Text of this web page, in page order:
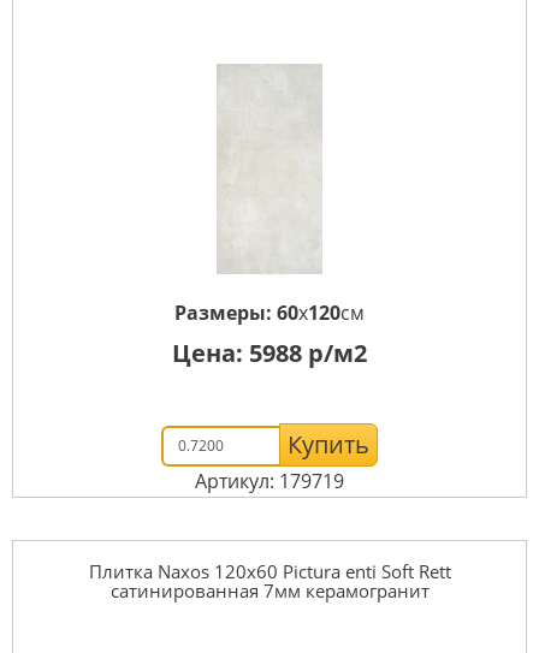
Размеры: 60x120см
Цена: 5988 р/м2
Купить
Артикул: 179719
Плитка Naxos 120x60 Pictura enti Soft Rett
сатинированная 7мм керамогранит